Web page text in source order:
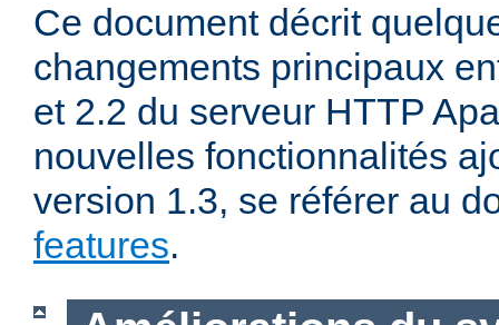
Ce document décrit
changements principaux
et 2.2 du serveur HTTP
nouvelles fonctionnalités
version 1.3, se référer au
features.